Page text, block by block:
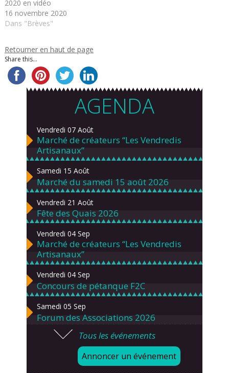
2020 en vidéo
16 novembre 2020
Dans "Brèves"
Retourner en haut de page
Share this...
AGENDA
Vendredi 07 Août
Marché de créateurs “Les Vendredis
Artisanaux”
Samedi 15 Août
Marché du samedi 15 août 2026
Vendredi 21 Août
Fête des Quais 2026
Vendredi 04 Sep
Marché de créateurs “Les Vendredis
Artisanaux”
Vendredi 04 Sep
Concours de pétanque F2C
Samedi 05 Sep
Forum des Associations 2026
Lundi 07 Sep
Danses solo et en couple – cours
d’essai gratuit
Tous les événements
Annoncer un événement